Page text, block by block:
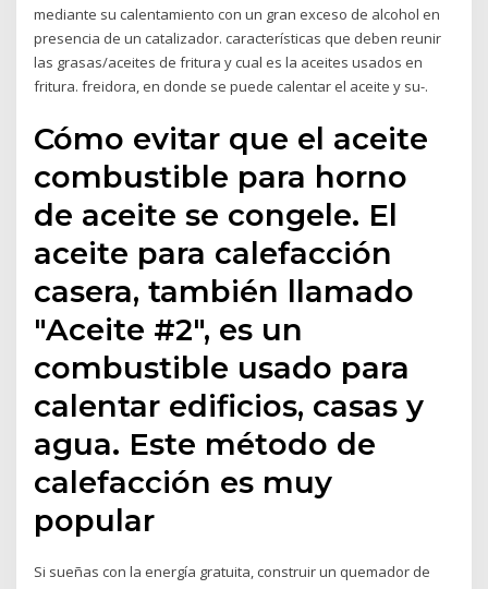
mediante su calentamiento con un gran exceso de alcohol en
presencia de un catalizador. características que deben reunir
las grasas/aceites de fritura y cual es la aceites usados en
fritura. freidora, en donde se puede calentar el aceite y su-.
Cómo evitar que el aceite
combustible para horno
de aceite se congele. El
aceite para calefacción
casera, también llamado
"Aceite #2", es un
combustible usado para
calentar edificios, casas y
agua. Este método de
calefacción es muy
popular
Si sueñas con la energía gratuita, construir un quemador de